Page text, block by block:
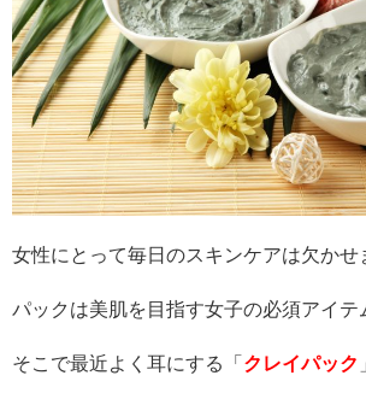
女性にとって毎日のスキンケアは欠かせ
パックは美肌を目指す女子の必須アイテ
そこで最近よく耳にする「 クレイパック